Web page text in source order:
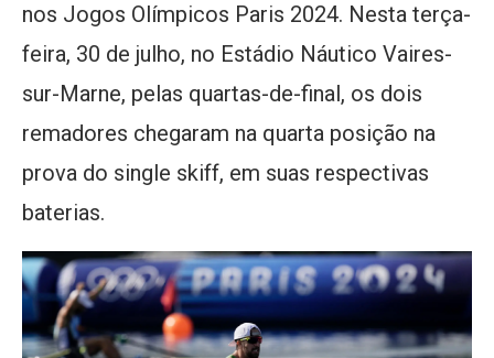
nos Jogos Olímpicos Paris 2024. Nesta terça-
feira, 30 de julho, no Estádio Náutico Vaires-
sur-Marne, pelas quartas-de-final, os dois
remadores chegaram na quarta posição na
prova do single skiff, em suas respectivas
baterias.